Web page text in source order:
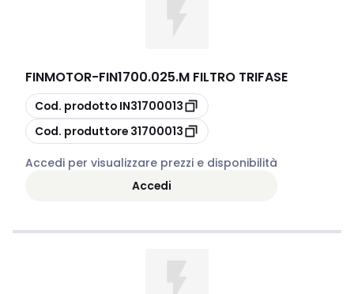
FINMOTOR-FIN1700.025.M FILTRO TRIFASE
copia
Cod. prodotto IN31700013
copia
Cod. produttore 31700013
Accedi per visualizzare prezzi e disponibilità
Accedi